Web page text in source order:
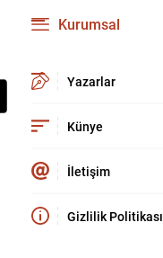
Kurumsal
Yazarlar
Künye
İletişim
Gizlilik Politikası